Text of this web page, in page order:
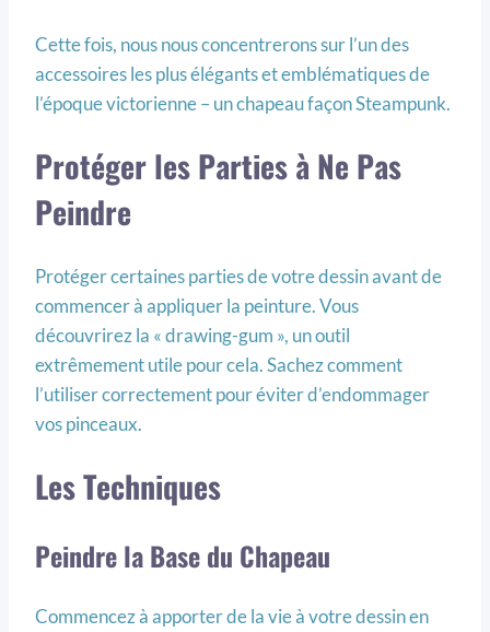
Cette fois, nous nous concentrerons sur l’un des
accessoires les plus élégants et emblématiques de
l’époque victorienne – un chapeau façon Steampunk.
Protéger les Parties à Ne Pas
Peindre
Protéger certaines parties de votre dessin avant de
commencer à appliquer la peinture. Vous
découvrirez la « drawing-gum », un outil
extrêmement utile pour cela. Sachez comment
l’utiliser correctement pour éviter d’endommager
vos pinceaux.
Les Techniques
Peindre la Base du Chapeau
Commencez à apporter de la vie à votre dessin en